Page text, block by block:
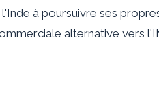
à poursuivre ses
alternative vers